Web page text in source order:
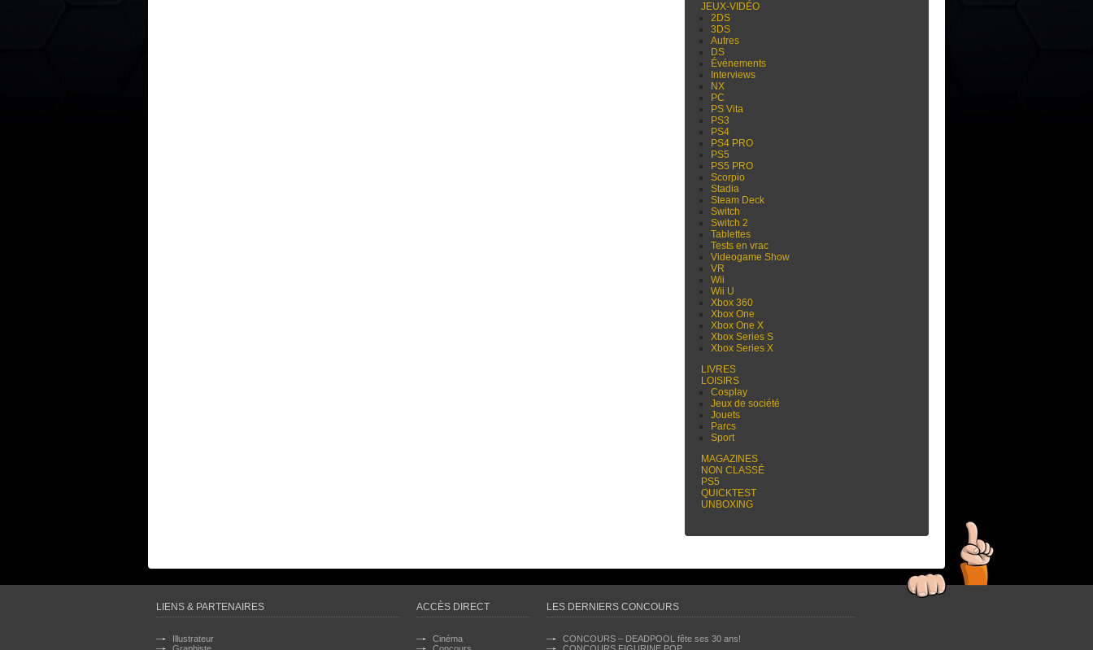
JEUX-VIDÉO
2DS
3DS
Autres
DS
Événements
Interviews
NX
PC
PS Vita
PS3
PS4
PS4 PRO
PS5
PS5 PRO
Scorpio
Stadia
Steam Deck
Switch
Switch 2
Tablettes
Tests en vrac
Videogame Show
VR
Wii
Wii U
Xbox 360
Xbox One
Xbox One X
Xbox Series S
Xbox Series X
LIVRES
LOISIRS
Cosplay
Jeux de société
Jouets
Parcs
Sport
MAGAZINES
NON CLASSÉ
PS5
QUICKTEST
UNBOXING
LIENS & PARTENAIRES
Illustrateur
ACCÈS DIRECT
Cinéma
LES DERNIERS CONCOURS
CONCOURS – DEADPOOL fête ses 30 ans!